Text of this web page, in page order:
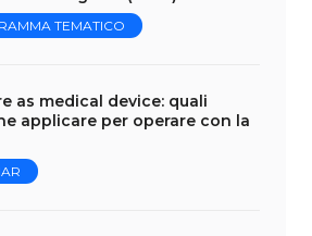
TEMATICO
as medical device: quali
applicare per operare con la